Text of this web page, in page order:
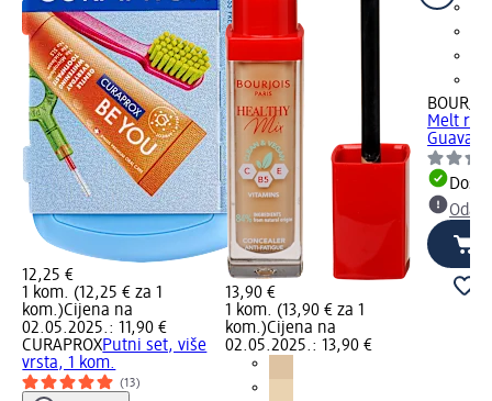
12,25 €
1 kom. (12,25 € za 1
kom.)Cijena na
02.05.2025.: 11,90 €
CURAPROXPutni set, više
vrsta, 1 kom.
(13)
13,90 €
1 kom. (13,90 € za 1
kom.)Cijena na
02.05.2025.: 13,90 €
Melt
Guava,